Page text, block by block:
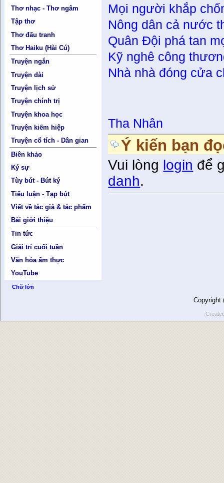
Thơ nhạc - Thơ ngâm
Tập thơ
Thơ đấu tranh
Thơ Haiku (Hài Cú)
Truyện ngắn
Truyện dài
Truyện lịch sử
Truyện chính trị
Truyện khoa học
Truyện kiếm hiệp
Truyện cổ tích - Dân gian
Biên khảo
Ký sự
Tùy bút - Bút ký
Tiểu luận - Tạp bút
Viết về tác giả & tác phẩm
Bài giới thiệu
Tin tức
Giải trí cuối tuần
Văn hóa ẩm thực
YouTube
Chữ lớn
Mọi người khắp
Nông dân cả nước
Quân Đội phá tan
Kỹ nghê công
Nhà nhà đóng cửa
Tha Nhân
Ý kiến bạn
Vui lòng login để
danh.
Copyright